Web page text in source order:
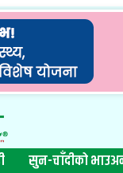
सुन-चाँदीको भाउ